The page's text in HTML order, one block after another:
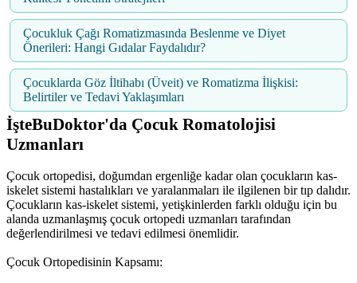
Çocukluk Çağı Romatizmasında Beslenme ve Diyet
Önerileri: Hangi Gıdalar Faydalıdır?
Çocuklarda Göz İltihabı (Üveit) ve Romatizma İlişkisi:
Belirtiler ve Tedavi Yaklaşımları
İşteBuDoktor'da Çocuk Romatolojisi
Uzmanları
Çocuk ortopedisi, doğumdan ergenliğe kadar olan çocukların kas-
iskelet sistemi hastalıkları ve yaralanmaları ile ilgilenen bir tıp dalıdır.
Çocukların kas-iskelet sistemi, yetişkinlerden farklı olduğu için bu
alanda uzmanlaşmış çocuk ortopedi uzmanları tarafından
değerlendirilmesi ve tedavi edilmesi önemlidir.
Çocuk Ortopedisinin Kapsamı: